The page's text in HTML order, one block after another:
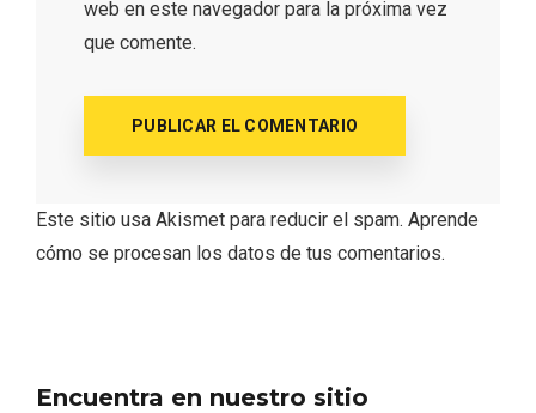
web en este navegador para la próxima vez
que comente.
Este sitio usa Akismet para reducir el spam. Aprende
cómo se procesan los datos de tus comentarios.
Encuentra en nuestro sitio
Los Pueblos más bonitos de España, en